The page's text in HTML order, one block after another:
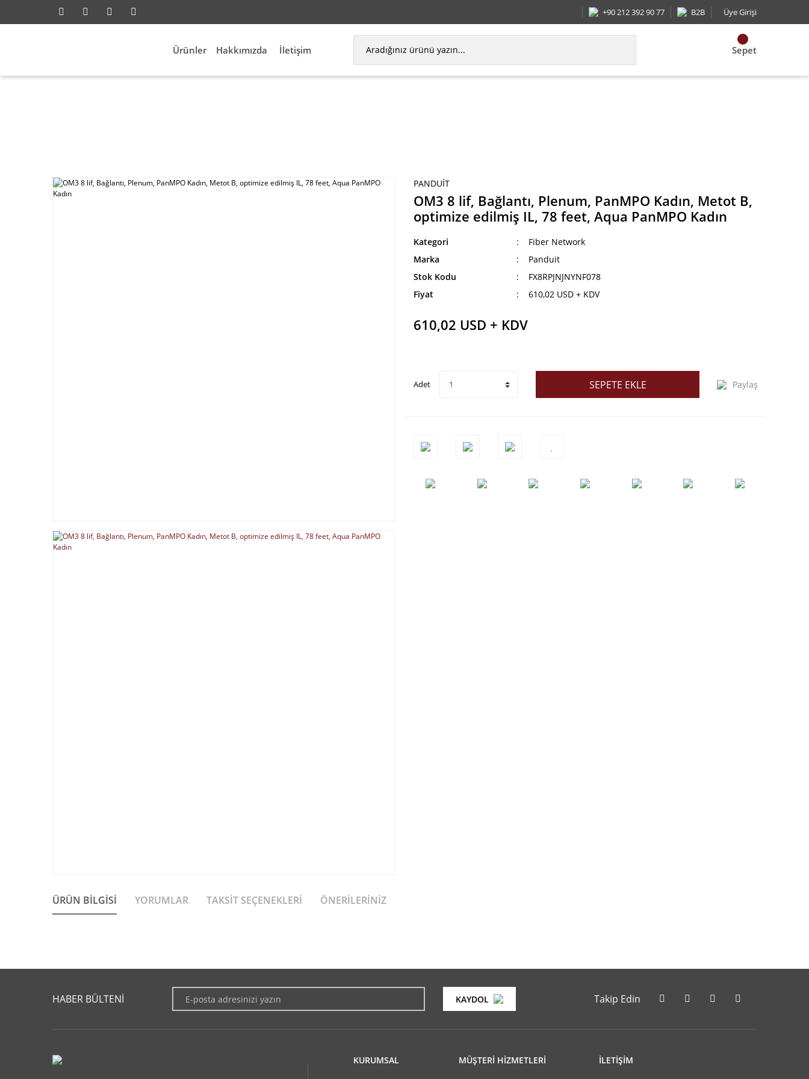
+90 212 392 90 77 B2B Üye Girişi
Ürünler Hakkımızda İletişim Sepet
PANDUIT
OM3 8 lif, Bağlantı, Plenum, PanMPO Kadın, Metot B,
optimize edilmiş IL, 78 feet, Aqua PanMPO Kadın
Kategori
Fiber Network
Marka
Panduit
Stok Kodu
FX8RPJNJNYNF078
Fiyat
610,02 USD + KDV
610,02 USD + KDV
Adet SEPETE EKLE Paylaş
ÜRÜN BILGISI YORUMLAR TAKSIT SEÇENEKLERI ÖNERILERINIZ
Yorum Yaz
Görüş ve önerileriniz için teşekkür ederiz.
Ürün açıklamasında eksik bilgiler bulunuyor.
HABER BÜLTENİ KAYDOL Takip Edin
KURUMSAL MÜŞTERİ HİZMETLERİ İLETİŞİM